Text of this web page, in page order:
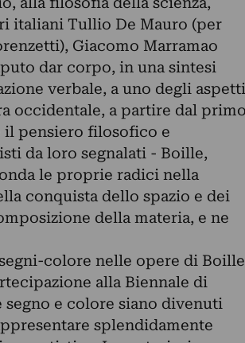
italiani Tullio De Mauro (per
Giacomo Marramao
dar corpo, in una sintesi
verbale, a uno degli aspetti
occidentale, a partire dal
il pensiero filosofico e
da loro segnalati - Boille,
le proprie radici nella
conquista dello spazio e dei
della materia, e ne
colore nelle opere di Boille
alla Biennale di
e colore siano divenuti
splendidamente